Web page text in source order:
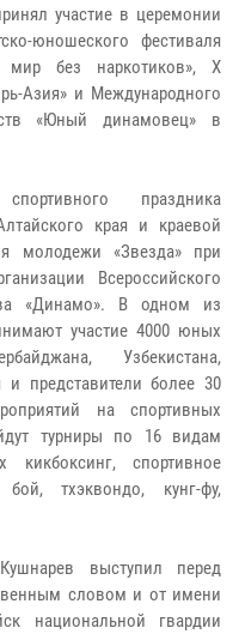
участие в церемонии
юношеского фестиваля
без наркотиков», X
Азия» и Международного
«Юный динамовец» в
праздника
края и краевой
молодежи «Звезда» при
Всероссийского
«Динамо». В одном из
участие 4000 юных
Узбекистана,
и представители более 30
на спортивных
турниры по 16 видам
кикбоксинг, спортивное
тхэквондо, кунг-фу,
выступил перед
словом и от имени
национальной гвардии